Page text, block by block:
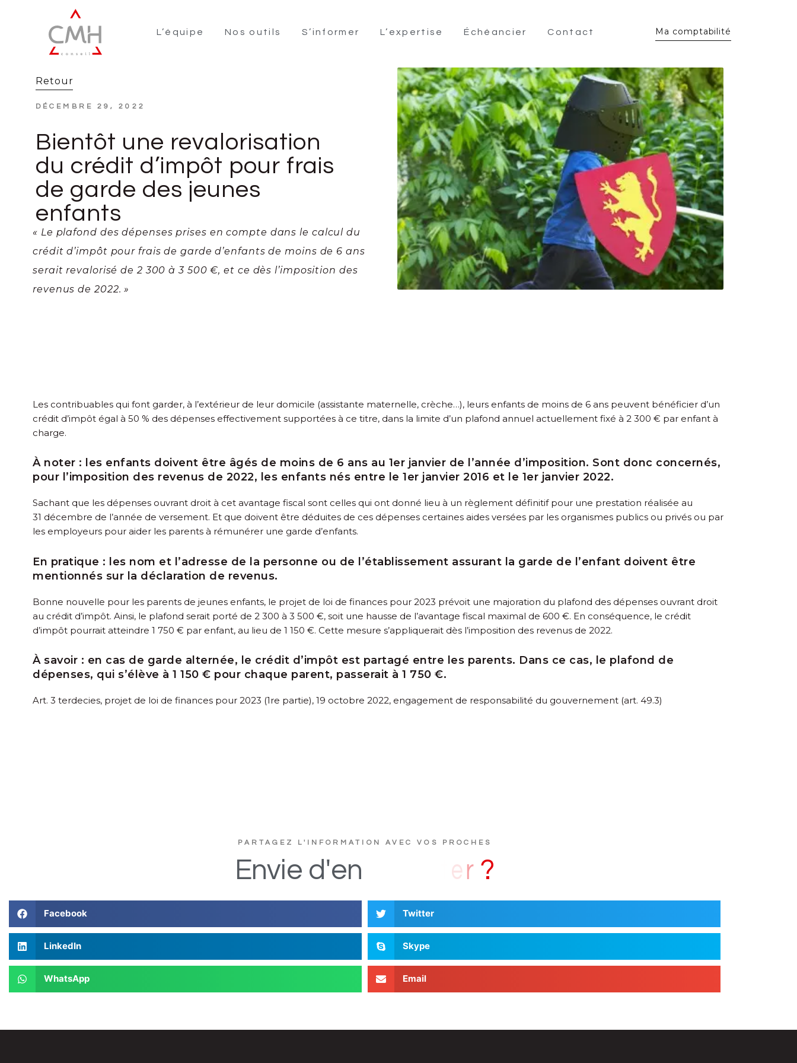
L’équipe Nos outils S’informer L’expertise Échéancier Contact Ma comptabilité
Retour
DÉCEMBRE 29, 2022
Bientôt une revalorisation
du crédit d’impôt pour frais
de garde des jeunes
enfants
« Le plafond des dépenses prises en compte dans le calcul du
crédit d’impôt pour frais de garde d’enfants de moins de 6 ans
serait revalorisé de 2 300 à 3 500 €, et ce dès l’imposition des
revenus de 2022. »
Les contribuables qui font garder, à l’extérieur de leur domicile (assistante maternelle, crèche…), leurs enfants de moins de 6 ans peuvent bénéficier d’un
crédit d’impôt égal à 50 % des dépenses effectivement supportées à ce titre, dans la limite d’un plafond annuel actuellement fixé à 2 300 € par enfant à
charge.
À noter : les enfants doivent être âgés de moins de 6 ans au 1er janvier de l’année d’imposition. Sont donc concernés,
pour l’imposition des revenus de 2022, les enfants nés entre le 1er janvier 2016 et le 1er janvier 2022.
Sachant que les dépenses ouvrant droit à cet avantage fiscal sont celles qui ont donné lieu à un règlement définitif pour une prestation réalisée au
31 décembre de l’année de versement. Et que doivent être déduites de ces dépenses certaines aides versées par les organismes publics ou privés ou par
les employeurs pour aider les parents à rémunérer une garde d’enfants.
En pratique : les nom et l’adresse de la personne ou de l’établissement assurant la garde de l’enfant doivent être
mentionnés sur la déclaration de revenus.
Bonne nouvelle pour les parents de jeunes enfants, le projet de loi de finances pour 2023 prévoit une majoration du plafond des dépenses ouvrant droit
au crédit d’impôt. Ainsi, le plafond serait porté de 2 300 à 3 500 €, soit une hausse de l’avantage fiscal maximal de 600 €. En conséquence, le crédit
d’impôt pourrait atteindre 1 750 € par enfant, au lieu de 1 150 €. Cette mesure s’appliquerait dès l’imposition des revenus de 2022.
À savoir : en cas de garde alternée, le crédit d’impôt est partagé entre les parents. Dans ce cas, le plafond de
dépenses, qui s’élève à 1 150 € pour chaque parent, passerait à 1 750 €.
Art. 3 terdecies, projet de loi de finances pour 2023 (1re partie), 19 octobre 2022, engagement de responsabilité du gouvernement (art. 49.3)
PARTAGEZ L'INFORMATION AVEC VOS PROCHES
Envie d'en
Facebook Twitter
LinkedIn Skype
WhatsApp Email